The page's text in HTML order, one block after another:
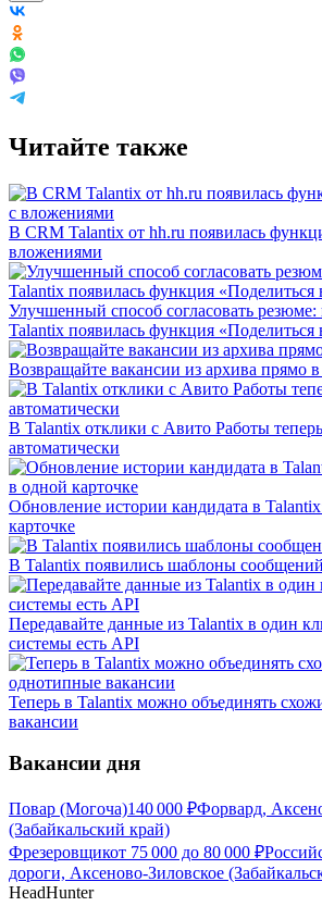
Читайте также
В CRM Talantix от hh.ru появилась
вложениями
Улучшенный способ согласовать
Talantix появилась функция «Поделиться
Возвращайте вакансии из архива прямо
В Talantix отклики с Авито Работы
автоматически
Обновление истории кандидата в
карточке
В Talantix появились шаблоны
Передавайте данные из Talantix в один
системы есть API
Теперь в Talantix можно объединять
вакансии
Вакансии дня
Повар (Могоча)140 000 ₽Форвард,
(Забайкальский край)
Фрезеровщикот 75 000 до 80 000 ₽
дороги, Аксеново-Зиловское
HeadHunter